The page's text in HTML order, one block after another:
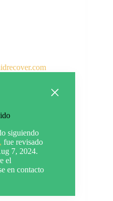
siguiendo
fue revisado
7, 2024.
el
en contacto